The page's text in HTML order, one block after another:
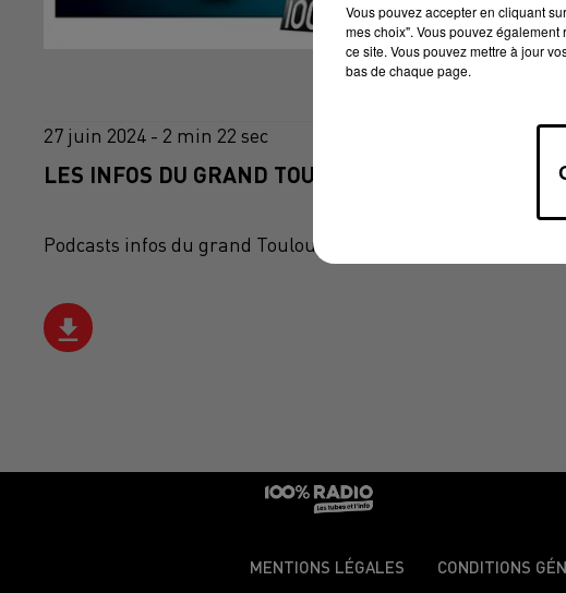
27 juin 2024 - 2 min 22 sec
LES INFOS DU GRAND TOULOUSE DU 27/06/2024 À
Podcasts infos du grand Toulouse
MENTIONS LÉGALES CONDITIONS
Vous pouvez accepter en cliquant
mes choix". Vous pouvez
ce site. Vous pouvez mettre à jour
bas de chaque page.